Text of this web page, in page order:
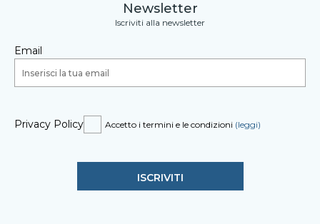
Newsletter
Iscriviti alla newsletter
Email
Privacy Policy Accetto i termini e le condizioni (leggi)